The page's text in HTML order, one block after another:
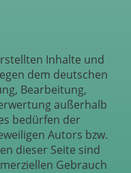
Inhalte und
dem deutschen
Bearbeitung,
außerhalb
bedürfen der
Autors bzw.
dieser Seite sind
Gebrauch